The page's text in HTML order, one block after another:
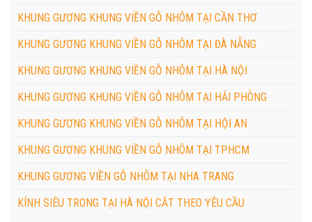
KHUNG GƯƠNG KHUNG VIỀN GỖ NHÔM TẠI CẦN THƠ
KHUNG GƯƠNG KHUNG VIỀN GỖ NHÔM TẠI ĐÀ NẴNG
KHUNG GƯƠNG KHUNG VIỀN GỖ NHÔM TẠI HÀ NỘI
KHUNG GƯƠNG KHUNG VIỀN GỖ NHÔM TẠI HẢI PHÒNG
KHUNG GƯƠNG KHUNG VIỀN GỖ NHÔM TẠI HỘI AN
KHUNG GƯƠNG KHUNG VIỀN GỖ NHÔM TẠI TPHCM
KHUNG GƯƠNG VIỀN GỖ NHÔM TẠI NHA TRANG
KÍNH SIÊU TRONG TẠI HÀ NỘI CẮT THEO YÊU CẦU